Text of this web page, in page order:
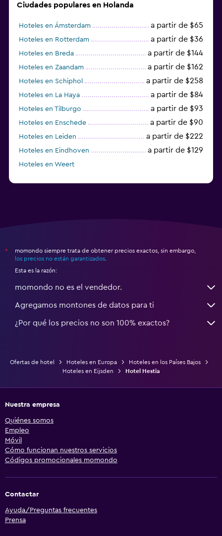
Ciudades populares en Holanda
Hoteles en Ámsterdam a partir de $65
Hoteles en Rotterdam a partir de $36
Hoteles en Breda a partir de $144
Hoteles en Zaandam a partir de $162
Hoteles en Schiphol a partir de $258
Hoteles en La Haya a partir de $84
Hoteles en Tilburgo a partir de $93
Hoteles en Enschede a partir de $90
Hoteles en Leiden a partir de $222
Hoteles en Eindhoven a partir de $129
Hoteles en Weert
*
momondo siempre trata de obtener precios exactos, sin embargo,
los precios no están garantizados
Esta es la razón:
momondo no es el vendedor.
Agregamos montones de datos para ti
¿Por qué los precios no son 100% exactos?
Ofertas de hotel Hoteles en Europa
Hoteles en los Países Bajos
Hoteles en Eijsden
Hotel Hestia
Nuestra empresa
Quiénes somos
Empleo
Móvil
Cómo funcionan nuestros servicios
Códigos promocionales momondo
Contactar
Ayuda/Preguntas frecuentes
Prensa